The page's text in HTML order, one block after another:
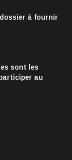
dossier à fournir
sont les
au